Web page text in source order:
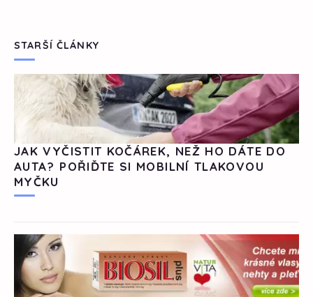
STARŠÍ ČLÁNKY
JAK VYČISTIT KOČÁREK, NEŽ HO DÁTE DO
AUTA? POŘIĎTE SI MOBILNÍ TLAKOVOU
MYČKU